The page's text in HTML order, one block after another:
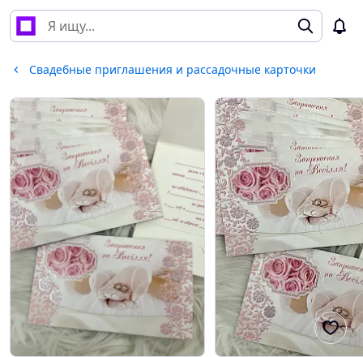
Свадебные приглашения и рассадочные карточки